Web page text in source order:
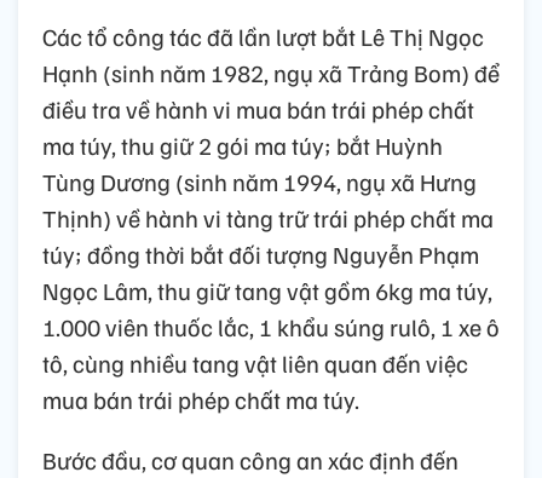
Các tổ công tác đã lần lượt bắt Lê Thị Ngọc
Hạnh (sinh năm 1982, ngụ xã Trảng Bom) để
điều tra về hành vi mua bán trái phép chất
ma túy, thu giữ 2 gói ma túy; bắt Huỳnh
Tùng Dương (sinh năm 1994, ngụ xã Hưng
Thịnh) về hành vi tàng trữ trái phép chất ma
túy; đồng thời bắt đối tượng Nguyễn Phạm
Ngọc Lâm, thu giữ tang vật gồm 6kg ma túy,
1.000 viên thuốc lắc, 1 khẩu súng rulô, 1 xe ô
tô, cùng nhiều tang vật liên quan đến việc
mua bán trái phép chất ma túy.
Bước đầu, cơ quan công an xác định đến